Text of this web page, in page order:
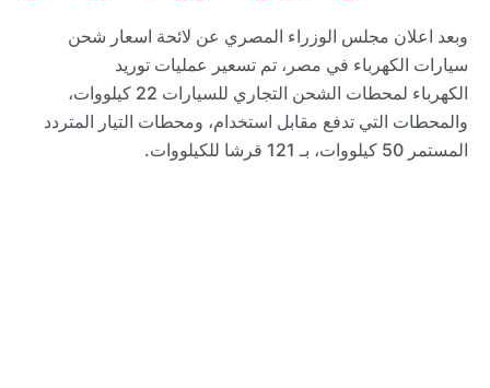
وبعد اعلان مجلس الوزراء المصري عن لائحة اسعار شحن
سيارات الكهرباء في مصر، تم تسعير عمليات توريد
الكهرباء لمحطات الشحن التجاري للسيارات 22 كيلووات،
والمحطات التي تدفع مقابل استخدام، ومحطات التيار المتردد
المستمر 50 كيلووات، بـ 121 قرشا للكيلووات.